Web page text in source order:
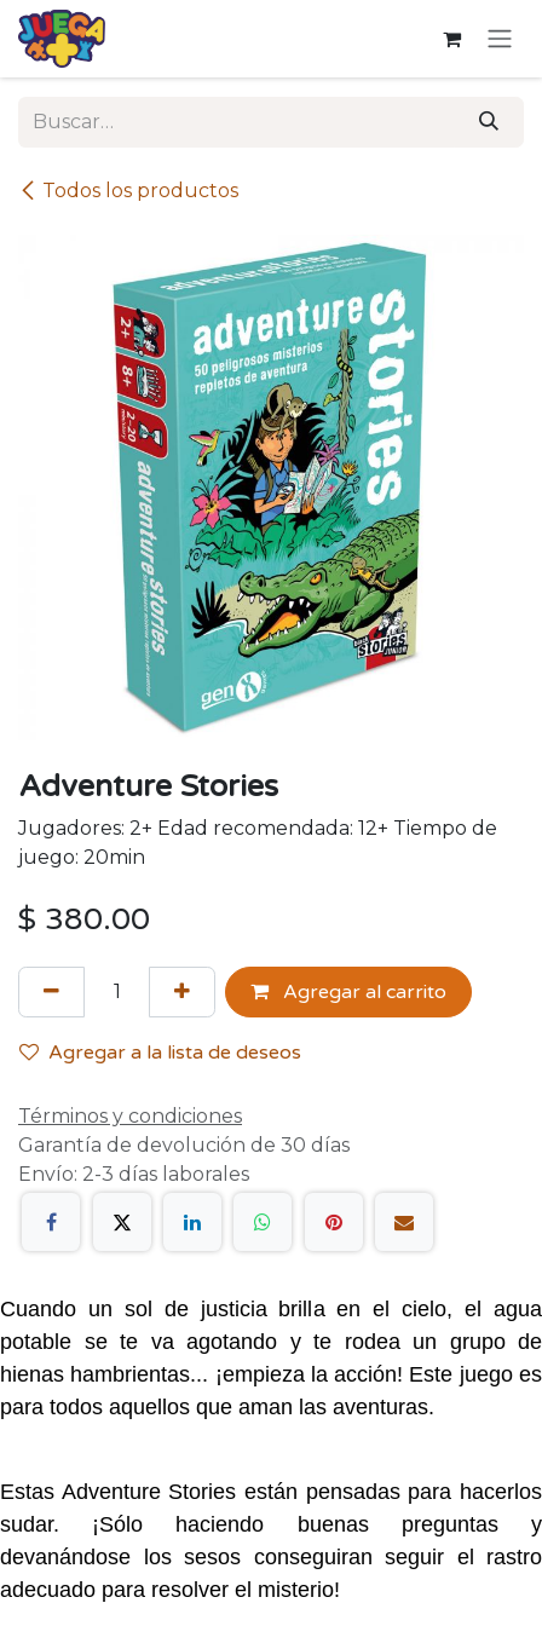
Ir al contenido
Todos los productos
Adventure Stories
Jugadores: 2+ Edad recomendada: 12+ Tiempo de
juego: 20min
$ 380.00
Agregar al carrito
Agregar a la lista de deseos
Términos y condiciones
Garantía de devolución de 30 días
Envío: 2-3 días laborales
Cuando un sol de justicia brilla en el cielo, el agua
potable se te va agotando y te rodea un grupo de
hienas hambrientas... ¡empieza la acción! Este juego es
para todos aquellos que aman las aventuras.
Estas Adventure Stories están pensadas para hacerlos
sudar. ¡Sólo haciendo buenas preguntas y
devanándose los sesos conseguiran seguir el rastro
adecuado para resolver el misterio!